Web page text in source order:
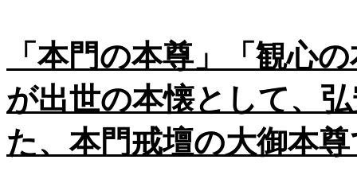
「本門の本尊」「観心
が出世の本懐として、
た、本門戒壇の大御本